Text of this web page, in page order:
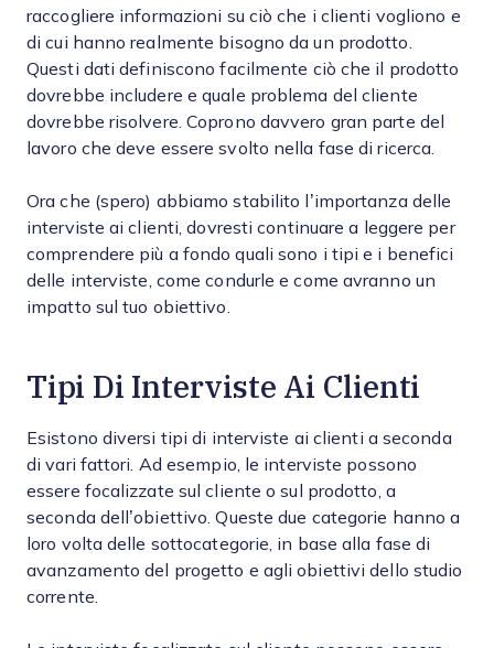
raccogliere informazioni su ciò che i clienti vogliono e
di cui hanno realmente bisogno da un prodotto.
Questi dati definiscono facilmente ciò che il prodotto
dovrebbe includere e quale problema del cliente
dovrebbe risolvere. Coprono davvero gran parte del
lavoro che deve essere svolto nella fase di ricerca.
Ora che (spero) abbiamo stabilito l’importanza delle
interviste ai clienti, dovresti continuare a leggere per
comprendere più a fondo quali sono i tipi e i benefici
delle interviste, come condurle e come avranno un
impatto sul tuo obiettivo.
Tipi Di Interviste Ai Clienti
Esistono diversi tipi di interviste ai clienti a seconda
di vari fattori. Ad esempio, le interviste possono
essere focalizzate sul cliente o sul prodotto, a
seconda dell’obiettivo. Queste due categorie hanno a
loro volta delle sottocategorie, in base alla fase di
avanzamento del progetto e agli obiettivi dello studio
corrente.